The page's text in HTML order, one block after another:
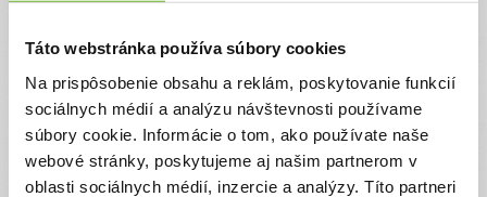
Táto webstránka používa súbory cookies
Na prispôsobenie obsahu a reklám, poskytovanie funkcií
sociálnych médií a analýzu návštevnosti používame
súbory cookie. Informácie o tom, ako používate naše
webové stránky, poskytujeme aj našim partnerom v
oblasti sociálnych médií, inzercie a analýzy. Títo partneri
Kontaktné údaje
V prípade akýchkoľvek otázok nás neváhajte kontaktovať
emailom, alebo telefonicky.
ĽUDIA ĽUĎOM, n. o.